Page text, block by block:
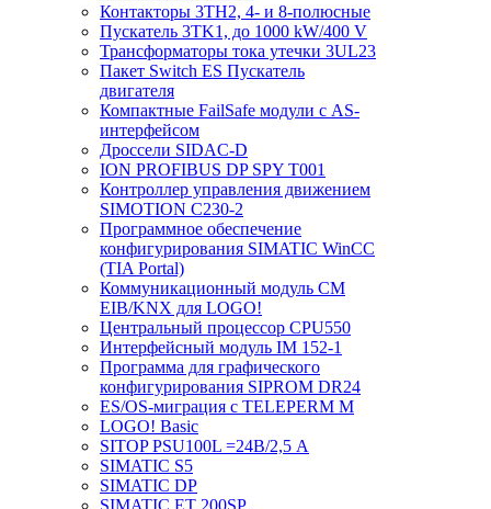
Контакторы 3TH2, 4- и 8-полюсные
Пускатель 3TK1, до 1000 kW/400 V
Трансформаторы тока утечки 3UL23
Пакет Switch ES Пускатель
двигателя
Компактные FailSafe модули с AS-
интерфейсом
Дроссели SIDAC-D
ION PROFIBUS DP SPY T001
Контроллер управления движением
SIMOTION C230-2
Программное обеспечение
конфигурирования SIMATIC WinCC
(TIA Portal)
Коммуникационный модуль CM
EIB/KNX для LOGO!
Центральный процессор CPU550
Интерфейсный модуль IM 152-1
Программа для графического
конфигурирования SIPROM DR24
ES/OS-миграция с TELEPERM M
LOGO! Basic
SITOP PSU100L =24В/2,5 A
SIMATIC S5
SIMATIC DP
SIMATIC ET 200SP